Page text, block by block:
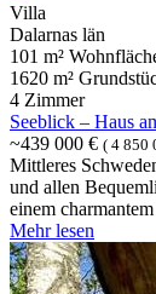
Villa
Dalarnas län
101 m²
1620 m²
4 Zimmer
Seeblick – Haus
~439 000 € ( 4 850
Mittleres
und allen
einem
Mehr lesen